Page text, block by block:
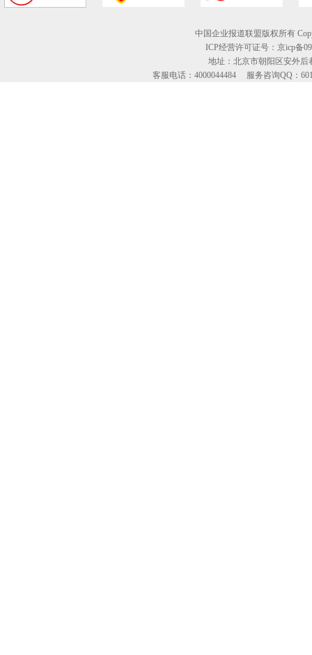
中国企业报道联盟版权所有
ICP经营许可证号：京icp备
地址：北京市朝阳区安外后
客服电话：4000044484 服务咨询QQ：